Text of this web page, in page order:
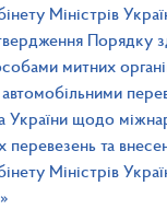
Міністрів
Порядку
митних
України щодо
перевезень та
Міністрів